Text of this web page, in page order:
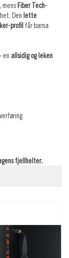
mensFiber Tech-
Den lette
profil får barna
en allsidig og leken
fjellhelter.